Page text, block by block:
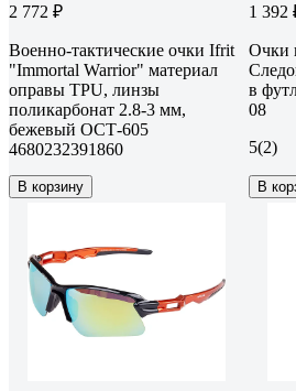
2 772 ₽
Военно-тактические очки Ifrit
"Immortal Warrior" материал
оправы TPU, линзы
поликарбонат 2.8-3 мм,
бежевый ОСТ-605
4680232391860
В корзину
1 392
Очки
в
08
5(2)
В